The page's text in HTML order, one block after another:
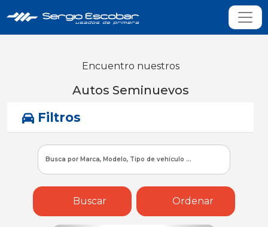
Encuentro nuestros
Autos Seminuevos
Filtros
Buscar Ordenar